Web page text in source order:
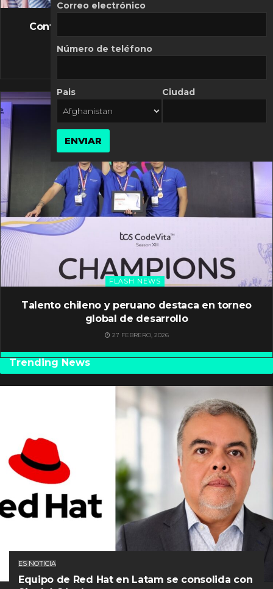
FLASH NEWS
Controversia de Mercado Libre por costos
10 MARZO, 2026
FLASH NEWS
Talento chileno y peruano destaca en torneo
global de desarrollo
27 FEBRERO, 2026
Trending News
ES NOTICIA
Equipo de Red Hat en Latam se consolida con
Correo electrónico
Número de teléfono
Pais Ciudad
ENVIAR